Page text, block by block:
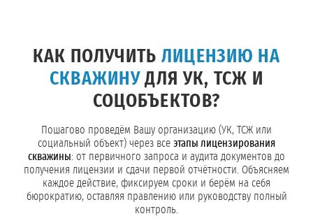
КАК ПОЛУЧИТЬ ЛИЦЕНЗИЮ НА
СКВАЖИНУ ДЛЯ УК, ТСЖ И
СОЦОБЪЕКТОВ?
Пошагово проведём Вашу организацию (УК, ТСЖ или
социальный объект) через все этапы лицензирования
скважины: от первичного запроса и аудита документов до
получения лицензии и сдачи первой отчётности. Объясняем
каждое действие, фиксируем сроки и берём на себя
бюрократию, оставляя правлению или руководству полный
контроль.